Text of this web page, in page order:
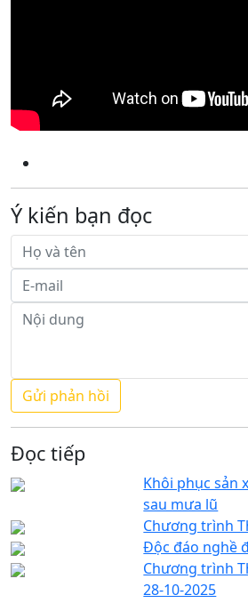
Ý kiến bạn đọc
Đọc tiếp
Khôi phục sản
sau mưa lũ
Chương trình
Độc đáo nghề
Chương trình
28-10-2025